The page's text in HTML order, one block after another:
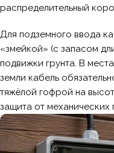
распределительный
Для подземного ввода
«змейкой» (с запасом
подвижки грунта. В
земли кабель
тяжёлой гофрой на
защита от